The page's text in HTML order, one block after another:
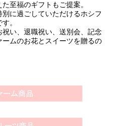
至福のギフトもご提案。
に過ごしていただけるホシフ
。
い、退職祝い、送別会、記念
ムのお花とスイーツを贈るの